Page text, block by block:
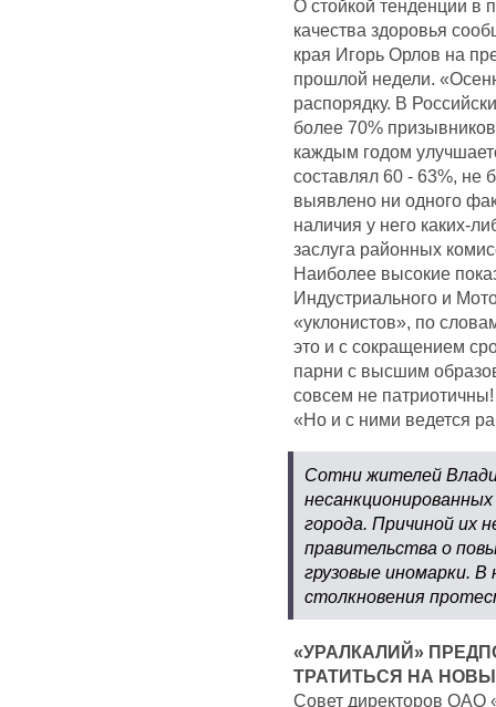
О стойкой тенденции в
качества здоровья
края Игорь Орлов на
прошлой недели.
распорядку. В
более 70%
каждым годом
составлял 60 - 63%, не
выявлено ни одного
наличия у него каких-
заслуга районных
Наиболее высокие
Индустриального и
«уклонистов», по
это и с сокращением
парни с высшим
совсем не
«Но и с ними ведется
Сотни жителей
города. Причиной их
правительства о
грузовые иномарки.
столкновения
«УРАЛКАЛИЙ»
ТРАТИТЬСЯ НА
Совет директоров ОАО